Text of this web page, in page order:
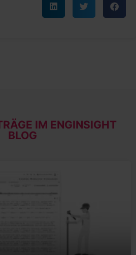
IM ENGINSIGHT
BLOG